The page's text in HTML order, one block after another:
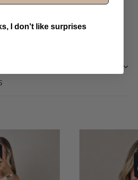
festival outfit dames broek,
loose fit broek dames
I don't like surprises